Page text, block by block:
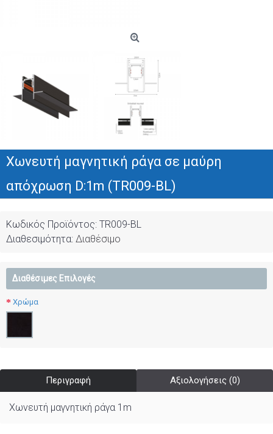
Χωνευτή μαγνητική ράγα σε μαύρη
απόχρωση D:1m (TR009-BL)
Κωδικός Προϊόντος: TR009-BL
Διαθεσιμότητα: Διαθέσιμο
Διαθέσιμες Επιλογές
Χρώμα
Περιγραφή Αξιολογήσεις (0)
Χωνευτή μαγνητική ράγα 1m